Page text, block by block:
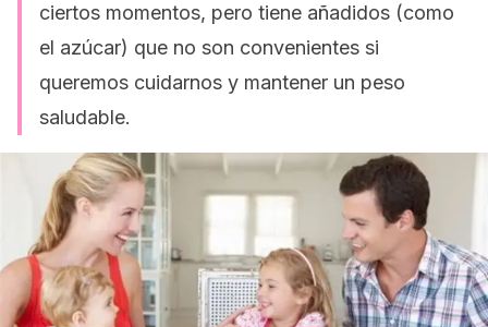
ciertos momentos, pero tiene añadidos (como
el azúcar) que no son convenientes si
queremos cuidarnos y mantener un peso
saludable.